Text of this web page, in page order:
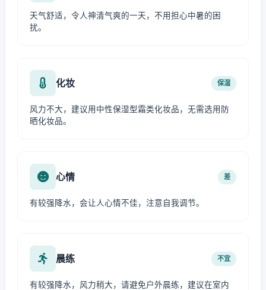
天气舒适，令人神清气爽的一天，不用担心中暑的困
扰。
化妆 保湿
风力不大，建议用中性保湿型霜类化妆品，无需选用防
晒化妆品。
心情 差
有较强降水，会让人心情不佳，注意自我调节。
晨练 不宜
有较强降水，风力稍大，请避免户外晨练，建议在室内